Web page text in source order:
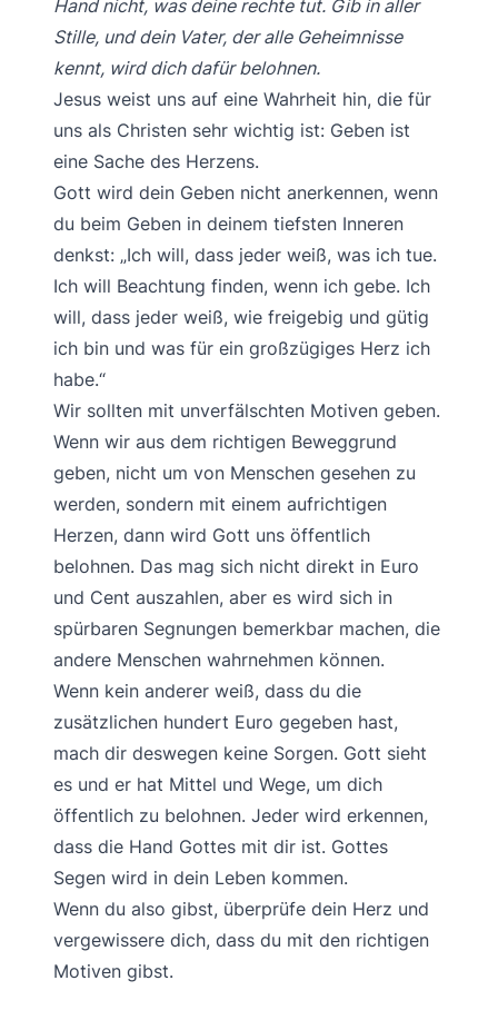
Hand nicht, was deine rechte tut. Gib in aller
Stille, und dein Vater, der alle Geheimnisse
kennt, wird dich dafür belohnen.
Jesus weist uns auf eine Wahrheit hin, die für
uns als Christen sehr wichtig ist: Geben ist
eine Sache des Herzens.
Gott wird dein Geben nicht anerkennen, wenn
du beim Geben in deinem tiefsten Inneren
denkst: „Ich will, dass jeder weiß, was ich tue.
Ich will Beachtung finden, wenn ich gebe. Ich
will, dass jeder weiß, wie freigebig und gütig
ich bin und was für ein großzügiges Herz ich
habe.“
Wir sollten mit unverfälschten Motiven geben.
Wenn wir aus dem richtigen Beweggrund
geben, nicht um von Menschen gesehen zu
werden, sondern mit einem aufrichtigen
Herzen, dann wird Gott uns öffentlich
belohnen. Das mag sich nicht direkt in Euro
und Cent auszahlen, aber es wird sich in
spürbaren Segnungen bemerkbar machen, die
andere Menschen wahrnehmen können.
Wenn kein anderer weiß, dass du die
zusätzlichen hundert Euro gegeben hast,
mach dir deswegen keine Sorgen. Gott sieht
es und er hat Mittel und Wege, um dich
öffentlich zu belohnen. Jeder wird erkennen,
dass die Hand Gottes mit dir ist. Gottes
Segen wird in dein Leben kommen.
Wenn du also gibst, überprüfe dein Herz und
vergewissere dich, dass du mit den richtigen
Motiven gibst.